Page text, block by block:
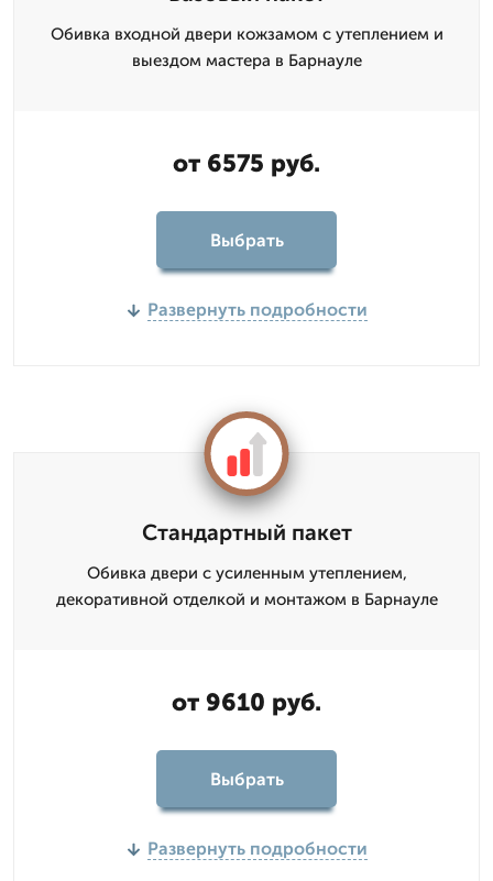
Обивка входной двери кожзамом с утеплением и
выездом мастера в Барнауле
от 6575 руб.
Выбрать
Развернуть подробности
Стандартный пакет
Обивка двери с усиленным утеплением,
декоративной отделкой и монтажом в Барнауле
от 9610 руб.
Выбрать
Развернуть подробности